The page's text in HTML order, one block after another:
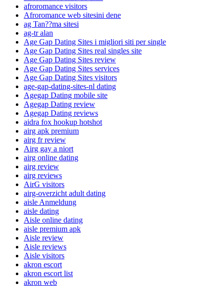
afroromance visitors
Afroromance web sitesini dene
ag Tan??ma sitesi
ag-tr alan
Age Gap Dating Sites i migliori siti per single
Age Gap Dating Sites real singles site
Age Gap Dating Sites review
Age Gap Dating Sites services
Age Gap Dating Sites visitors
age-gap-dating-sites-nl dating
Agegap Dating mobile site
Agegap Dating review
Agegap Dating reviews
aidra fox hookup hotshot
airg apk premium
airg fr review
Airg gay a niort
airg online dating
airg review
airg reviews
AirG visitors
airg-overzicht adult dating
aisle Anmeldung
aisle dating
Aisle online dating
aisle premium apk
Aisle review
Aisle reviews
Aisle visitors
akron escort
akron escort list
akron web